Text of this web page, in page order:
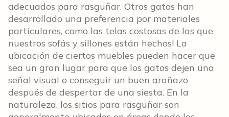
adecuados para rasguñar. Otros gatos han
desarrollado una preferencia por materiales
particulares, como las telas costosas de las que
nuestros sofás y sillones están hechos! La
ubicación de ciertos muebles pueden hacer que
sea un gran lugar para que los gatos dejen una
señal visual o conseguir un buen arañazo
después de despertar de una siesta. En la
naturaleza, los sitios para rasguñar son